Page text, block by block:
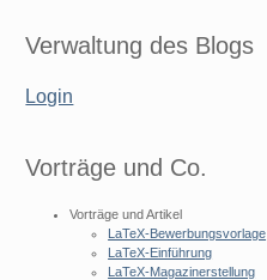
Seitenleiste
Verwaltung des Blogs
Login
Vorträge und Co.
Vorträge und Artikel
LaTeX-Bewerbungsvorlage
LaTeX-Einführung
LaTeX-Magazinerstellung